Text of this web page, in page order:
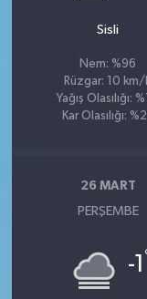
Sisli
Nem: %96
Rüzgar: 10 km/
Yağış Olasılığı:
Kar Olasılığı:
26 MART
PERŞEMBE
-1